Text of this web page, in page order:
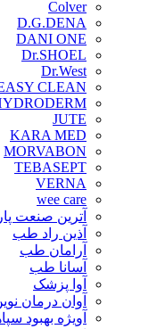
Colver
D.G.DENA
DANI ONE
Dr.SHOEL
Dr.West
CLEAN
JUTE
KARA MED
MORVABON
TEBASEPT
VERNA
wee care
آترین صنعت
آذین راد طب
آرامان طب
آسانا طب
آوا پزشک
آوان درمان
آویژه بهبود